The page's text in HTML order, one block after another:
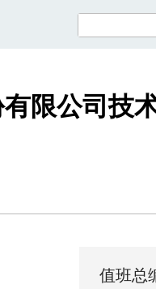
限公司技
值班总